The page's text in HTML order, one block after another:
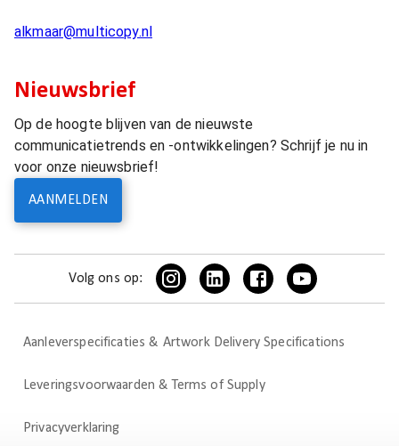
alkmaar@multicopy.nl
Nieuwsbrief
Op de hoogte blijven van de nieuwste
communicatietrends en -ontwikkelingen? Schrijf je nu in
voor onze nieuwsbrief!
AANMELDEN
Volg ons op:
Aanleverspecificaties & Artwork Delivery Specifications
Leveringsvoorwaarden & Terms of Supply
Privacyverklaring